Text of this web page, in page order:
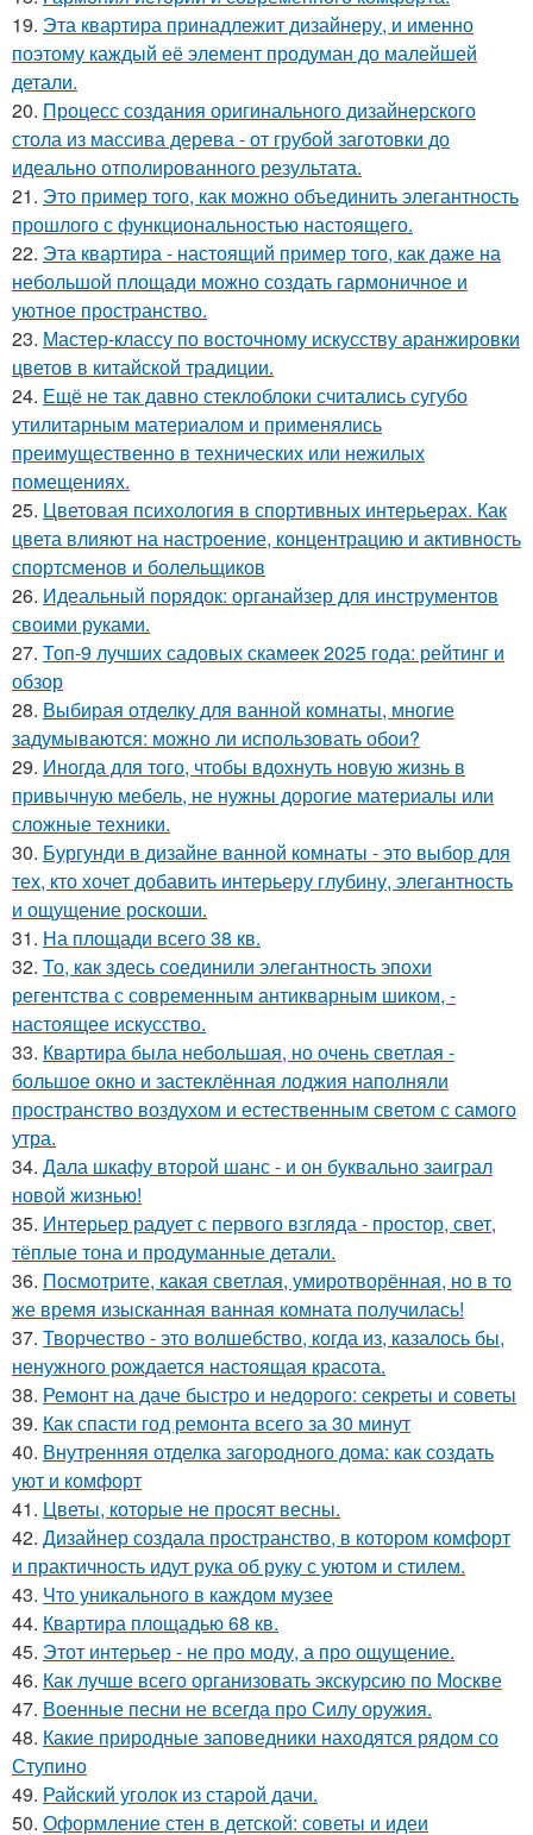
19. Эта квартира принадлежит дизайнеру, и именно
поэтому каждый её элемент продуман до малейшей
детали.
20. Процесс создания оригинального дизайнерского
стола из массива дерева - от грубой заготовки до
идеально отполированного результата.
21. Это пример того, как можно объединить элегантность
прошлого с функциональностью настоящего.
22. Эта квартира - настоящий пример того, как даже на
небольшой площади можно создать гармоничное и
уютное пространство.
23. Мастер-классу по восточному искусству аранжировки
цветов в китайской традиции.
24. Ещё не так давно стеклоблоки считались сугубо
утилитарным материалом и применялись
преимущественно в технических или нежилых
помещениях.
25. Цветовая психология в спортивных интерьерах. Как
цвета влияют на настроение, концентрацию и активность
спортсменов и болельщиков
26. Идеальный порядок: органайзер для инструментов
своими руками.
27. Топ-9 лучших садовых скамеек 2025 года: рейтинг и
обзор
28. Выбирая отделку для ванной комнаты, многие
задумываются: можно ли использовать обои?
29. Иногда для того, чтобы вдохнуть новую жизнь в
привычную мебель, не нужны дорогие материалы или
сложные техники.
30. Бургунди в дизайне ванной комнаты - это выбор для
тех, кто хочет добавить интерьеру глубину, элегантность
и ощущение роскоши.
31. На площади всего 38 кв.
32. То, как здесь соединили элегантность эпохи
регентства с современным антикварным шиком, -
настоящее искусство.
33. Квартира была небольшая, но очень светлая -
большое окно и застеклённая лоджия наполняли
пространство воздухом и естественным светом с самого
утра.
34. Дала шкафу второй шанс - и он буквально заиграл
новой жизнью!
35. Интерьер радует с первого взгляда - простор, свет,
тёплые тона и продуманные детали.
36. Посмотрите, какая светлая, умиротворённая, но в то
же время изысканная ванная комната получилась!
37. Творчество - это волшебство, когда из, казалось бы,
ненужного рождается настоящая красота.
38. Ремонт на даче быстро и недорого: секреты и советы
39. Как спасти год ремонта всего за 30 минут
40. Внутренняя отделка загородного дома: как создать
уют и комфорт
41. Цветы, которые не просят весны.
42. Дизайнер создала пространство, в котором комфорт
и практичность идут рука об руку с уютом и стилем.
43. Что уникального в каждом музее
44. Квартира площадью 68 кв.
45. Этот интерьер - не про моду, а про ощущение.
46. Как лучше всего организовать экскурсию по Москве
47. Военные песни не всегда про Силу оружия.
48. Какие природные заповедники находятся рядом со
Ступино
49. Райский уголок из старой дачи.
50. Оформление стен в детской: советы и идеи